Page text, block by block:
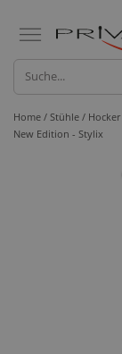
Home / Stühle / Hocker
New Edition - Stylix